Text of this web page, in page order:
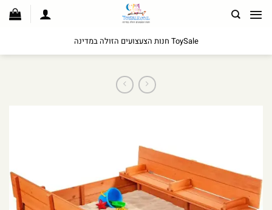
לתוכן
ToySale חנות הצעצועים הזולה במדינה